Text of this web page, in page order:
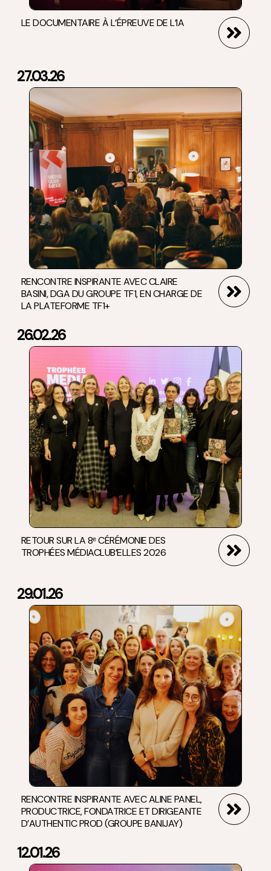
LE DOCUMENTAIRE À L’ÉPREUVE DE L’IA
27.03.26
RENCONTRE INSPIRANTE AVEC CLAIRE
BASINI, DGA DU GROUPE TF1, EN CHARGE DE
LA PLATEFORME TF1+
26.02.26
RETOUR SUR LA 8ᵉ CÉRÉMONIE DES
TROPHÉES MÉDIACLUB’ELLES 2026
29.01.26
RENCONTRE INSPIRANTE AVEC ALINE PANEL,
PRODUCTRICE, FONDATRICE ET DIRIGEANTE
D’AUTHENTIC PROD (GROUPE BANIJAY)
12.01.26